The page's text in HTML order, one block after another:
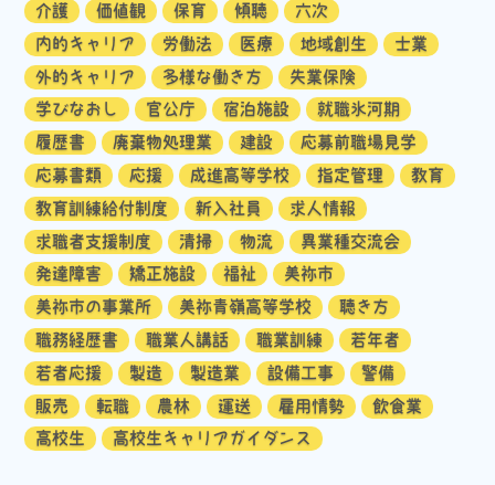
介護
価値観 保育 傾聴
六次
内的キャリア
労働法 医療 地域創生
士業
外的キャリア
多様な働き方
失業保険
学びなおし
官公庁 宿泊施設
就職氷河期
履歴書
廃棄物処理業 建設
応募前職場見学
応募書類
応援 成進高等学校 指定管理
教育
教育訓練給付制度
新入社員
求人情報
求職者支援制度
清掃 物流
異業種交流会
発達障害
矯正施設 福祉
美祢市
美祢市の事業所
美祢青嶺高等学校
聴き方
職務経歴書
職業人講話 職業訓練
若年者
若者応援
製造 製造業 設備工事
警備
販売
転職 農林 運送 雇用情勢
飲食業
高校生
高校生キャリアガイダンス